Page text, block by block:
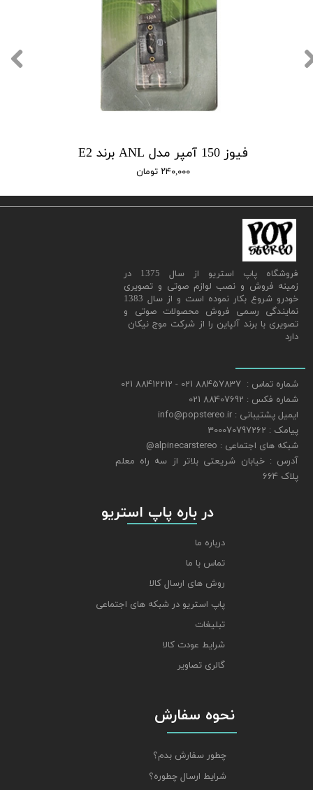
فیوز 150 آمپر مدل ANL برند E2
۲۴۰,۰۰۰ تومان
​فروشگاه پاپ استریو از سال 1375 در
زمینه فروش و نصب لوازم صوتی و تصویری
خودرو شروع بکار نموده است و از سال 1383
نمایندگی رسمی فروش محصولات صوتی و
تصویری با برند آلپاین را از شرکت موج نیکان
دارد
شماره تماس : 88457837 021 - 88412212 021
شماره فکس : 88407692 021
ایمیل پشتیبانی : info@popstereo.ir
پیامک : 300070797262
شبکه های اجتماعی : alpinecarstereo@
​​​​​​​آدرس : خیابان شریعتی بلاتر از سه راه معلم
پلاک 664
نحوه سفارش
چطور سفارش بدم؟
شرایط ارسال چطوره؟
​​​​​​​ در باره پاپ استریو
درباره ما
تماس با ما
روش های ارسال کالا
پاپ استریو در شبکه های اجتماعی
تبلیغات
شرایط عودت کالا
گالری تصاویر